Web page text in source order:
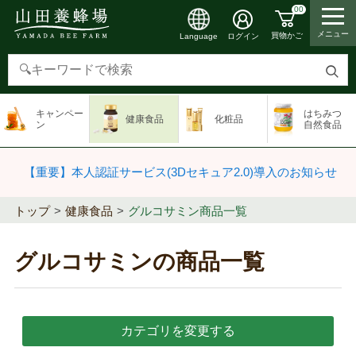
検
す
Language ログイン
00
買物かご メニュー
キャンペー
ン
健康食品 化粧品
はちみつ
自然食品
【重要】本人認証サービス(3Dセキュア2.0)導入のお知らせ
トップ 健康食品 グルコサミン商品一覧
グルコサミンの商品一覧
カテゴリを変更する